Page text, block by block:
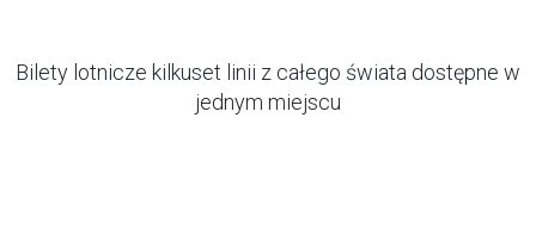
Bilety lotnicze kilkuset linii z całego świata dostępne w
jednym miejscu